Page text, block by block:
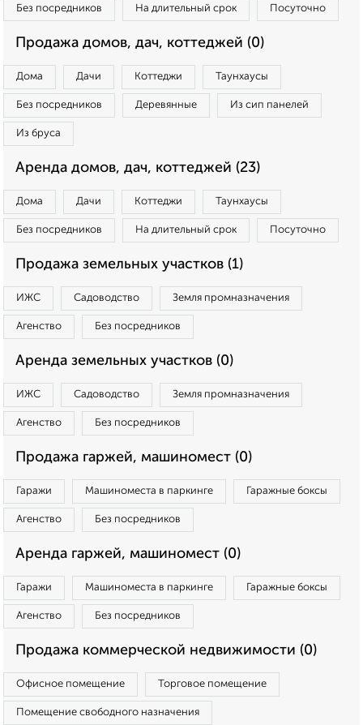
Без посредников На длительный срок Посуточно
Продажа домов, дач, коттеджей (0)
Дома Дачи Коттеджи Таунхаусы
Без посредников Деревянные Из сип панелей
Из бруса
Аренда домов, дач, коттеджей (23)
Дома Дачи Коттеджи Таунхаусы
Без посредников На длительный срок Посуточно
Продажа земельных участков (1)
ИЖС Садоводство Земля промназначения
Агенство Без посредников
Аренда земельных участков (0)
ИЖС Садоводство Земля промназначения
Агенство Без посредников
Продажа гаржей, машиномест (0)
Гаражи Машиноместа в паркинге Гаражные боксы
Агенство Без посредников
Аренда гаржей, машиномест (0)
Гаражи Машиноместа в паркинге Гаражные боксы
Агенство Без посредников
Продажа коммерческой недвижимости (0)
Офисное помещение Торговое помещение
Помещение свободного назначения